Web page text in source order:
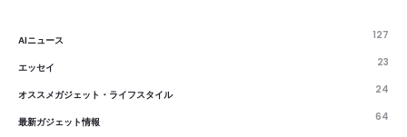
AIニュース 127
エッセイ 23
オススメガジェット・ライフスタイル 24
最新ガジェット情報 64